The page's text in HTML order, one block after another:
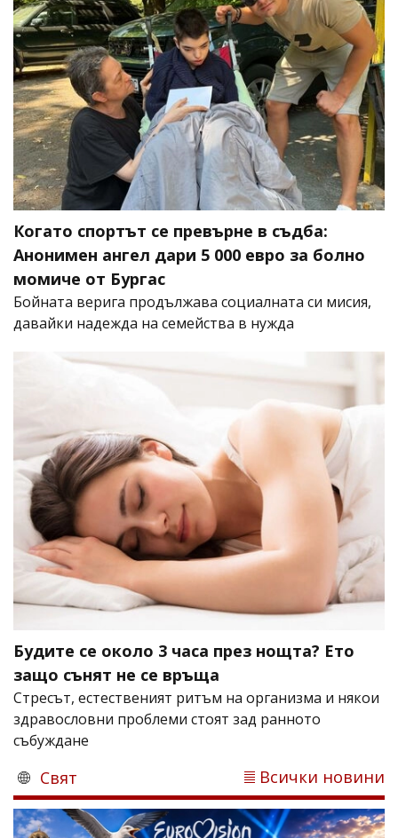
Когато спортът се превърне в съдба:
Анонимен ангел дари 5 000 евро за болно
момиче от Бургас
Бойната верига продължава социалната си мисия,
давайки надежда на семейства в нужда
Будите се около 3 часа през нощта? Ето
защо сънят не се връща
Стресът, естественият ритъм на организма и някои
здравословни проблеми стоят зад ранното
събуждане
Свят Всички новини